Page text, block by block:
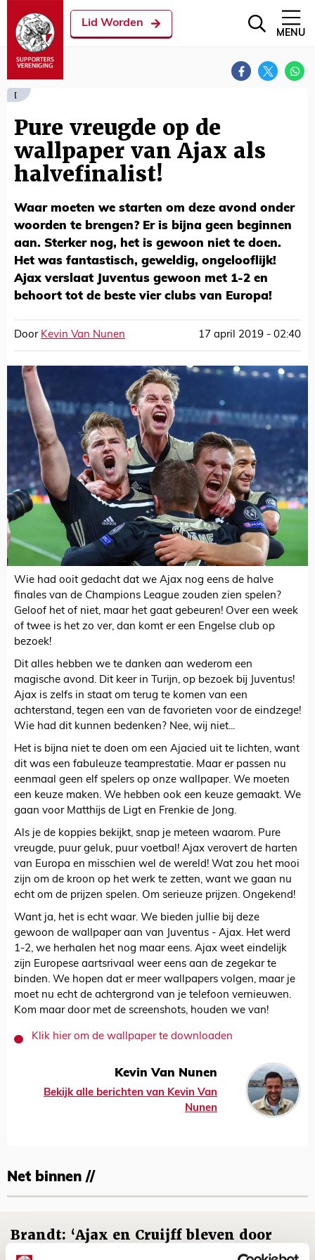
Lid Worden
MENU
[
Pure vreugde op de
wallpaper van Ajax als
halvefinalist!
Waar moeten we starten om deze avond onder
woorden te brengen? Er is bijna geen beginnen
aan. Sterker nog, het is gewoon niet te doen.
Het was fantastisch, geweldig, ongelooflijk!
Ajax verslaat Juventus gewoon met 1-2 en
behoort tot de beste vier clubs van Europa!
Door Kevin Van Nunen 17 april 2019 - 02:40
Wie had ooit gedacht dat we Ajax nog eens de halve
finales van de Champions League zouden zien spelen?
Geloof het of niet, maar het gaat gebeuren! Over een week
of twee is het zo ver, dan komt er een Engelse club op
bezoek!
Dit alles hebben we te danken aan wederom een
magische avond. Dit keer in Turijn, op bezoek bij Juventus!
Ajax is zelfs in staat om terug te komen van een
achterstand, tegen een van de favorieten voor de eindzege!
Wie had dit kunnen bedenken? Nee, wij niet...
Het is bijna niet te doen om een Ajacied uit te lichten, want
dit was een fabuleuze teamprestatie. Maar er passen nu
eenmaal geen elf spelers op onze wallpaper. We moeten
een keuze maken. We hebben ook een keuze gemaakt. We
gaan voor Matthijs de Ligt en Frenkie de Jong.
Als je de koppies bekijkt, snap je meteen waarom. Pure
vreugde, puur geluk, puur voetbal! Ajax verovert de harten
van Europa en misschien wel de wereld! Wat zou het mooi
zijn om de kroon op het werk te zetten, want we gaan nu
echt om de prijzen spelen. Om serieuze prijzen. Ongekend!
Want ja, het is echt waar. We bieden jullie bij deze
gewoon de wallpaper aan van Juventus - Ajax. Het werd
1-2, we herhalen het nog maar eens. Ajax weet eindelijk
zijn Europese aartsrivaal weer eens aan de zegekar te
binden. We hopen dat er meer wallpapers volgen, maar je
moet nu echt de achtergrond van je telefoon vernieuwen.
Kom maar door met de screenshots, houden we van!
Klik hier om de wallpaper te downloaden
Kevin Van Nunen
Bekijk alle berichten van Kevin Van
Nunen
Net binnen //
Brandt: ‘Ajax en Cruijff bleven door
mijn hoofd spoken’